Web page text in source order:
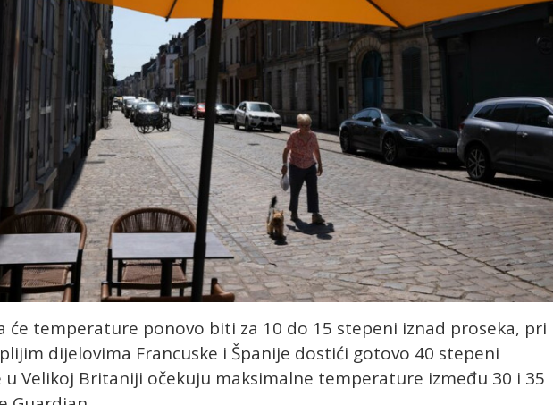
će temperature ponovo biti za 10 do 15 stepeni iznad proseka, pri
dijelovima Francuske i Španije dostići gotovo 40 stepeni
u Velikoj Britaniji očekuju maksimalne temperature između 30 i 35